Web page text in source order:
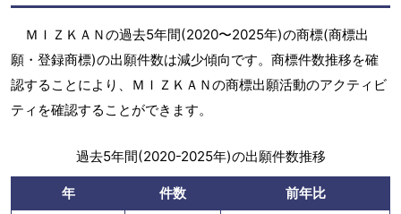
ＭＩＺＫＡＮの過去5年間(2020〜2025年)の商標(商標出
願・登録商標)の出願件数は減少傾向です。商標件数推移を確
認することにより、ＭＩＺＫＡＮの商標出願活動のアクティビ
ティを確認することができます。
過去5年間(2020-2025年)の出願件数推移
年 件数
前年比